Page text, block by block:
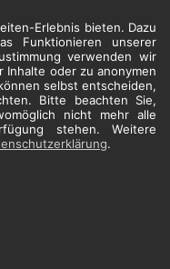
Erlebnis bieten. Dazu
Funktionieren unserer
verwenden wir
Inhalte oder zu anonymen
selbst entscheiden,
Bitte beachten Sie,
nicht mehr alle
stehen. Weitere
.